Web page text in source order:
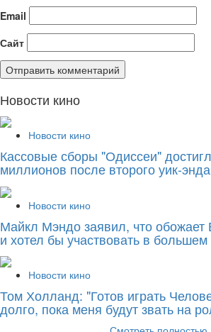
Email
Сайт
Новости кино
Новости кино
Кассовые сборы "Одиссеи"
миллионов после второго уик-энда
Новости кино
Майкл Мэндо заявил, что обожает
и хотел бы участвовать в большем
Новости кино
Том Холланд: "Готов играть
долго, пока меня будут звать на